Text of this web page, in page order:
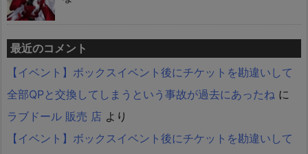
最近のコメント
【イベント】ボックスイベント後にチケットを勘違いして
全部QPと交換してしまうという事故が過去にあったね に
ラブドール 販売 店 より
【イベント】ボックスイベント後にチケットを勘違いして